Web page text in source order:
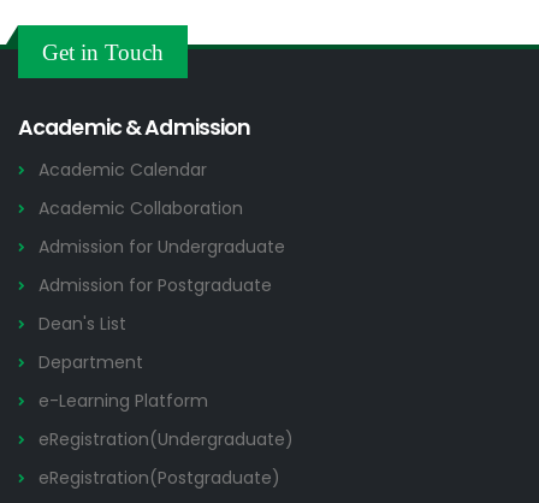
Get in Touch
Academic & Admission
Academic Calendar
Academic Collaboration
Admission for Undergraduate
Admission for Postgraduate
Dean's List
Department
e-Learning Platform
eRegistration(Undergraduate)
eRegistration(Postgraduate)